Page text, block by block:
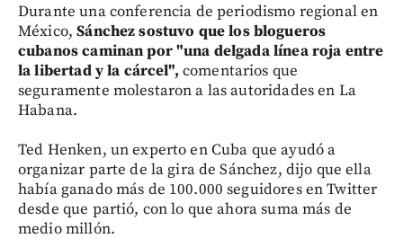
Durante una conferencia de periodismo regional en
México,Sánchez sostuvo que los blogueros
cubanos caminan por "una delgada línea roja entre
la libertad y la cárcel", comentarios que
seguramente molestaron a las autoridades en La
Habana.
Ted Henken, un experto en Cuba que ayudó a
organizar parte de la gira de Sánchez, dijo que ella
había ganado más de 100.000 seguidores en Twitter
desde que partió, con lo que ahora suma más de
medio millón.